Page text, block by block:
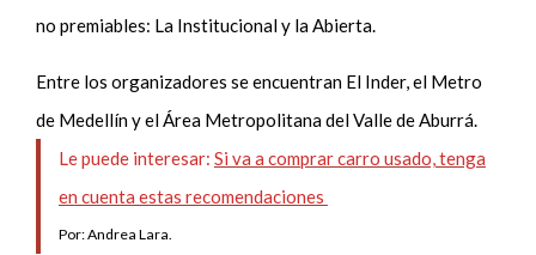
no premiables: La Institucional y la Abierta.
Entre los organizadores se encuentran El Inder, el Metro
de Medellín y el Área Metropolitana del Valle de Aburrá.
Le puede interesar: Si va a comprar carro usado, tenga
en cuenta estas recomendaciones
Por: Andrea Lara.